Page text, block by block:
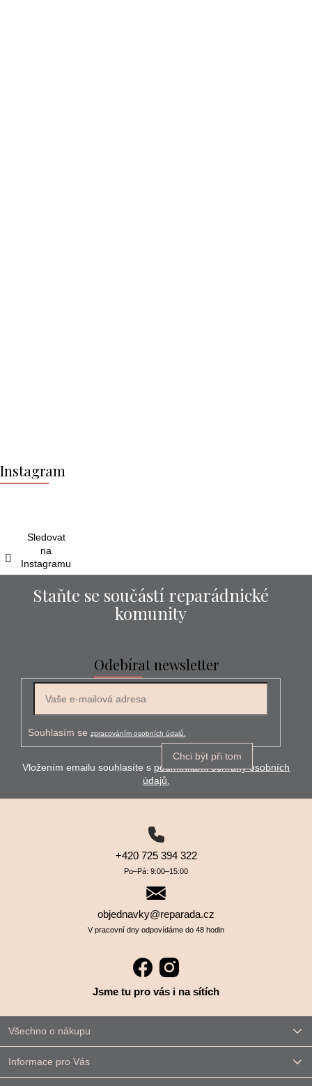
á
p
Instagram
Sledovat
na
Instagramu
Staňte se součástí reparádnické
komunity
Odebírat newsletter
Souhlasím se zpracováním osobních údajů.
Chci být při tom
Vložením emailu souhlasíte s podmínkami ochrany osobních
údajů.
+420 725 394 322
Po–⁠⁠⁠⁠⁠⁠Pá: 9:00–⁠⁠⁠⁠⁠⁠15:00
objednavky@reparada.cz
V pracovní dny odpovídáme do 48 hodin
Jsme tu pro vás i na sítích
Všechno o nákupu
Informace pro Vás